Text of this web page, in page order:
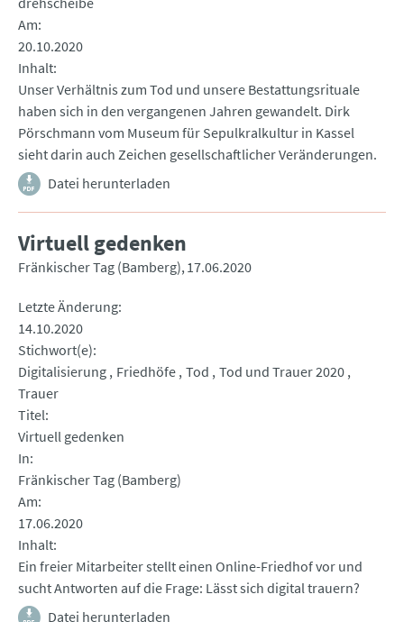
Am
20.10.2020
Inhalt
Unser Verhältnis zum Tod und unsere Bestattungsrituale
haben sich in den vergangenen Jahren gewandelt. Dirk
Pörschmann vom Museum für Sepulkralkultur in Kassel
sieht darin auch Zeichen gesellschaftlicher Veränderungen.
Datei herunterladen
Virtuell gedenken
Fränkischer Tag (Bamberg) 17.06.2020
Letzte Änderung
14.10.2020
Stichwort(e)
Digitalisierung Friedhöfe Tod Tod und Trauer 2020
Trauer
Titel
Virtuell gedenken
In
Fränkischer Tag (Bamberg)
Am
17.06.2020
Inhalt
Ein freier Mitarbeiter stellt einen Online-Friedhof vor und
sucht Antworten auf die Frage: Lässt sich digital trauern?
Datei herunterladen